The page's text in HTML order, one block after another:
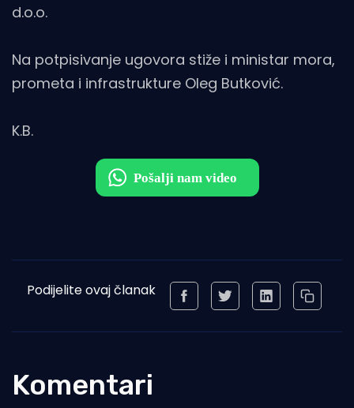
d.o.o.
Na potpisivanje ugovora stiže i ministar mora,
prometa i infrastrukture Oleg Butković.
K.B.
Podijelite ovaj članak
Komentari